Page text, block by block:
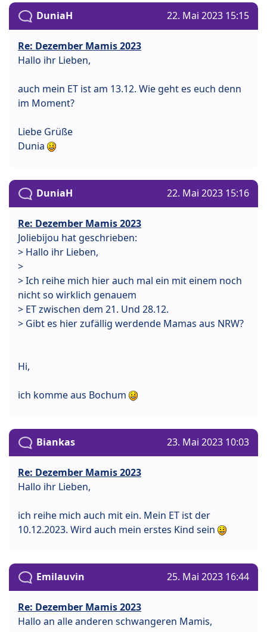
DuniaH 22. Mai 2023 15:15
Re: Dezember Mamis 2023
Hallo ihr Lieben,
auch mein ET ist am 13.12. Wie geht es euch denn
im Moment?
Liebe Grüße
Dunia
DuniaH 22. Mai 2023 15:16
Re: Dezember Mamis 2023
Joliebijou hat geschrieben:
> Hallo ihr Lieben,
>
> Ich reihe mich hier auch mal ein mit einem noch
nicht so wirklich genauem
> ET zwischen dem 21. Und 28.12.
> Gibt es hier zufällig werdende Mamas aus NRW?
Hi,
ich komme aus Bochum
Biankas 23. Mai 2023 10:03
Re: Dezember Mamis 2023
Hallo ihr Lieben,
ich reihe mich auch mit ein. Mein ET ist der
10.12.2023. Wird auch mein erstes Kind sein
Emilauvin 25. Mai 2023 16:44
Re: Dezember Mamis 2023
Hallo an alle anderen schwangeren Mamis,